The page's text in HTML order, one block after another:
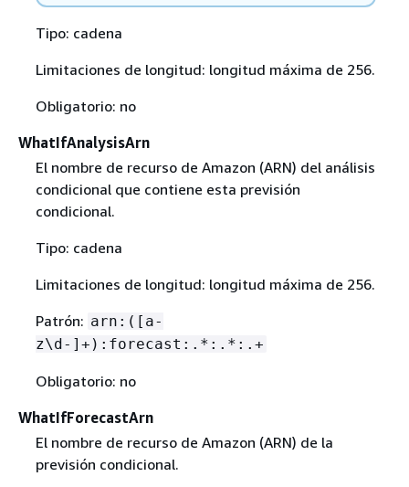
Tipo: cadena
Limitaciones de longitud: longitud máxima de 256.
Obligatorio: no
WhatIfAnalysisArn
El nombre de recurso de Amazon (ARN) del análisis
condicional que contiene esta previsión
condicional.
Tipo: cadena
Limitaciones de longitud: longitud máxima de 256.
Patrón: arn:([a-
z\d-]+):forecast:.*:.*:.+
Obligatorio: no
WhatIfForecastArn
El nombre de recurso de Amazon (ARN) de la
previsión condicional.